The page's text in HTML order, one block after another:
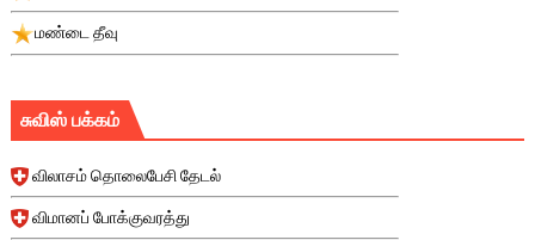
மண்டை தீவு
சுவிஸ் பக்கம்
விலாசம் தொலைபேசி தேடல்
விமானப் போக்குவரத்து